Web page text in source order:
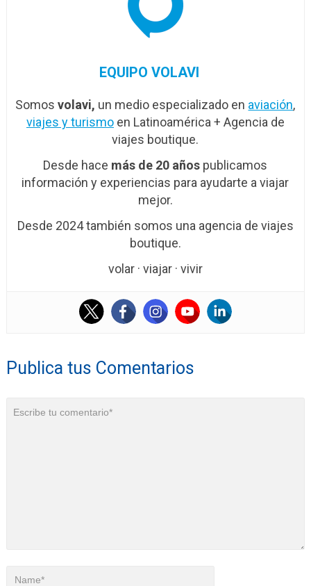
EQUIPO VOLAVI
Somosvolavi, un medio especializado en aviación,
viajes y turismoen Latinoamérica + Agencia de
viajes boutique.
Desde hace más de 20 años publicamos
información y experiencias para ayudarte a viajar
mejor.
Desde 2024 también somos una agencia de viajes
boutique.
volar · viajar · vivir
Publica tus Comentarios